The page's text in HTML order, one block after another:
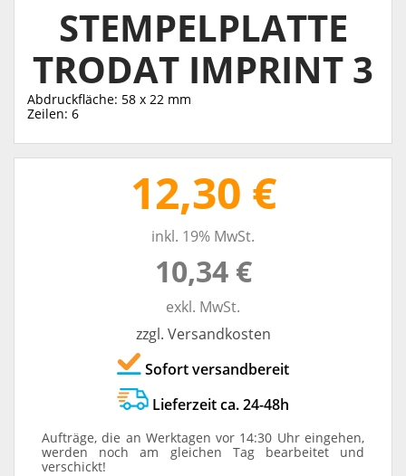
STEMPELPLATTE
TRODAT IMPRINT 3
Abdruckfläche: 58 x 22 mm
Zeilen: 6
12,30 €
inkl. 19% MwSt.
10,34 €
exkl. MwSt.
zzgl. Versandkosten
Sofort versandbereit
Lieferzeit ca. 24-48h
Aufträge, die an Werktagen vor 14:30 Uhr eingehen,
werden noch am gleichen Tag bearbeitet und
verschickt!